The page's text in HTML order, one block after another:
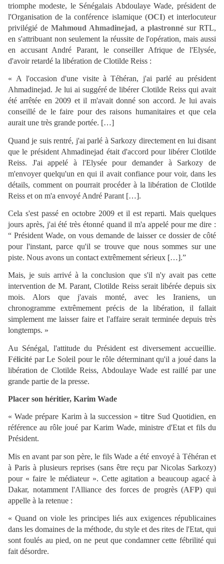
triomphe modeste, le Sénégalais Abdoulaye Wade, président de
l'Organisation de la conférence islamique (OCI) et interlocuteur
privilégié de Mahmoud Ahmadinejad, a plastronné sur RTL,
en s'attribuant non seulement la réussite de l'opération, mais aussi
en accusant André Parant, le conseiller Afrique de l'Elysée,
d'avoir retardé la libération de Clotilde Reiss :
« A l'occasion d'une visite à Téhéran, j'ai parlé au président
Ahmadinejad. Je lui ai suggéré de libérer Clotilde Reiss qui avait
été arrêtée en 2009 et il m'avait donné son accord. Je lui avais
conseillé de le faire pour des raisons humanitaires et que cela
aurait une très grande portée. […]
Quand je suis rentré, j'ai parlé à Sarkozy directement en lui disant
que le président Ahmadinejad était d'accord pour libérer Clotilde
Reiss. J'ai appelé à l'Elysée pour demander à Sarkozy de
m'envoyer quelqu'un en qui il avait confiance pour voir, dans les
détails, comment on pourrait procéder à la libération de Clotilde
Reiss et on m'a envoyé André Parant […].
Cela s'est passé en octobre 2009 et il est reparti. Mais quelques
jours après, j'ai été très étonné quand il m'a appelé pour me dire :
“ Président Wade, on vous demande de laisser ce dossier de côté
pour l'instant, parce qu'il se trouve que nous sommes sur une
piste. Nous avons un contact extrêmement sérieux […].”
Mais, je suis arrivé à la conclusion que s'il n'y avait pas cette
intervention de M. Parant, Clotilde Reiss serait libérée depuis six
mois. Alors que j'avais monté, avec les Iraniens, un
chronogramme extrêmement précis de la libération, il fallait
simplement me laisser faire et l'affaire serait terminée depuis très
longtemps. »
Au Sénégal, l'attitude du Président est diversement accueillie.
Félicité par Le Soleil pour le rôle déterminant qu'il a joué dans la
libération de Clotilde Reiss, Abdoulaye Wade est raillé par une
grande partie de la presse.
Placer son héritier, Karim Wade
« Wade prépare Karim à la succession » titre Sud Quotidien, en
référence au rôle joué par Karim Wade, ministre d'Etat et fils du
Président.
Mis en avant par son père, le fils Wade a été envoyé à Téhéran et
à Paris à plusieurs reprises (sans être reçu par Nicolas Sarkozy)
pour « faire le médiateur ». Cette agitation a beaucoup agacé à
Dakar, notamment l'Alliance des forces de progrès (AFP) qui
appelle à la retenue :
« Quand on viole les principes liés aux exigences républicaines
dans les domaines de la méthode, du style et des rites de l'Etat, qui
sont foulés au pied, on ne peut que condamner cette fébrilité qui
fait désordre.